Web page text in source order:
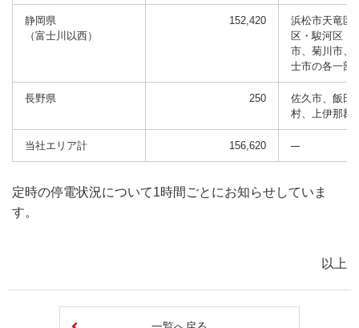
静岡県
（富士川以西）
152,420
浜松市天竜区
区・駿河区・
市、菊川市、
士市の各一部
長野県 250
佐久市、飯田
村、上伊那郡
当社エリア計 156,620
定時の停電状況について1時間ごとにお知らせしていま
す。
以上